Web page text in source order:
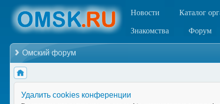
Новости Каталог
Знакомства Форум
Омский форум
Удалить cookies конференции